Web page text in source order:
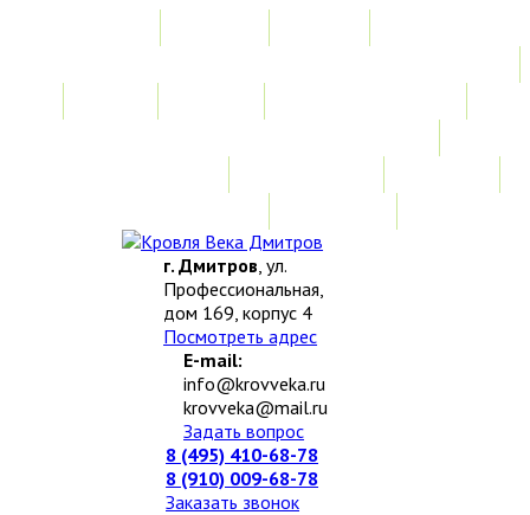
г. Дмитров, ул.
Профессиональная,
дом 169, корпус 4
Посмотреть адрес
E-mail:
info@krovveka.ru
krovveka@mail.ru
Задать вопрос
8 (495) 410-68-78
8 (910) 009-68-78
Заказать звонок